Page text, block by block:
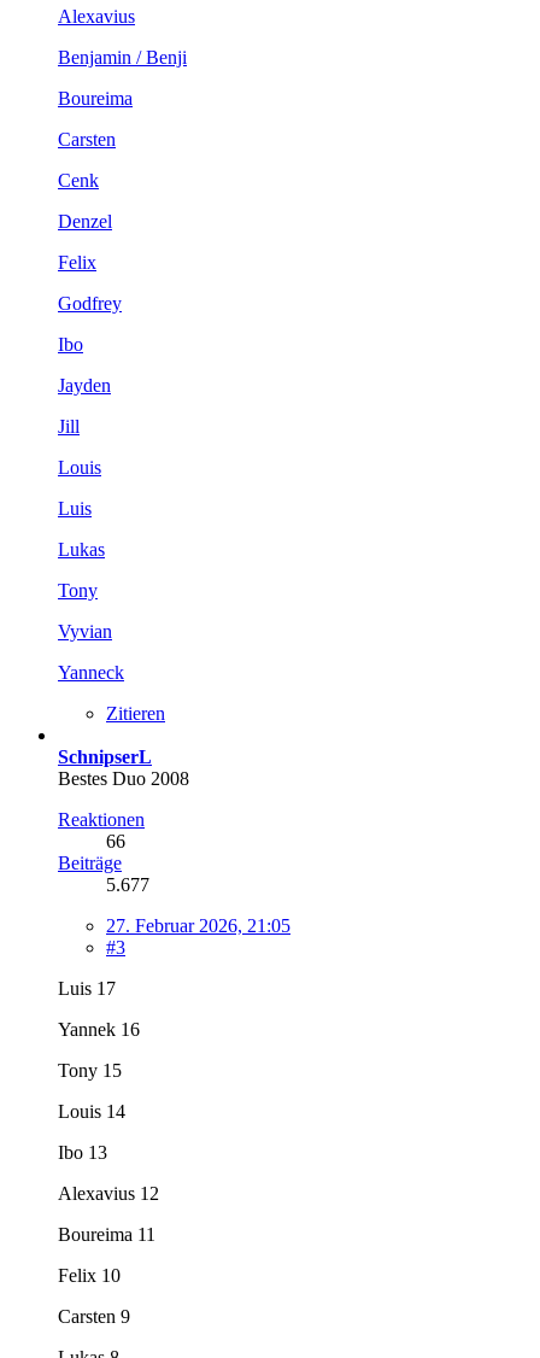
Alexavius
Benjamin / Benji
Boureima
Carsten
Cenk
Denzel
Felix
Godfrey
Ibo
Jayden
Jill
Louis
Luis
Lukas
Tony
Vyvian
Yanneck
Zitieren
SchnipserL
Bestes Duo 2008
Reaktionen
66
Beiträge
5.677
27. Februar 2026, 21:05
#3
Luis 17
Yannek 16
Tony 15
Louis 14
Ibo 13
Alexavius 12
Boureima 11
Felix 10
Carsten 9